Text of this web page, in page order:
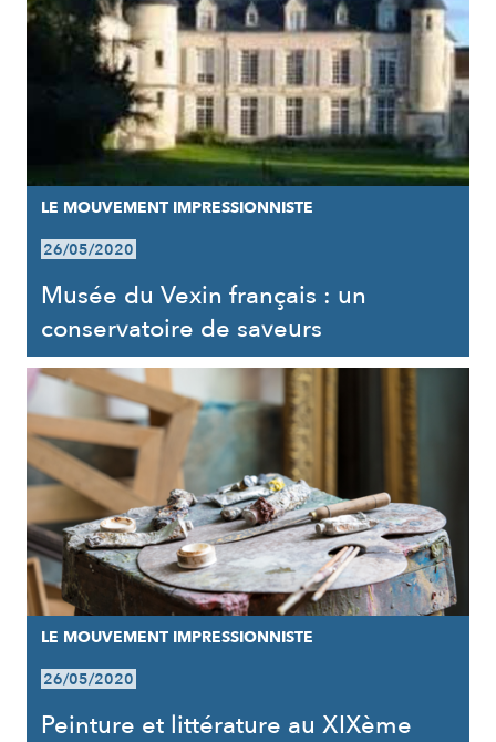
LE MOUVEMENT IMPRESSIONNISTE
26/05/2020
Musée du Vexin français : un
conservatoire de saveurs
LE MOUVEMENT IMPRESSIONNISTE
26/05/2020
Peinture et littérature au XIXème